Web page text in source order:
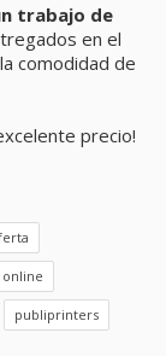
trabajo de
en el
comodidad de
precio!
publiprinters